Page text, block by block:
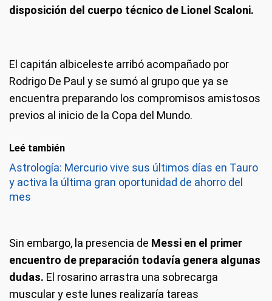
disposición del cuerpo técnico de Lionel Scaloni.
El capitán albiceleste arribó acompañado por
Rodrigo De Paul y se sumó al grupo que ya se
encuentra preparando los compromisos amistosos
previos al inicio de la Copa del Mundo.
Leé también
Astrología: Mercurio vive sus últimos días en Tauro
y activa la última gran oportunidad de ahorro del
mes
Sin embargo, la presencia de Messi en el primer
encuentro de preparación todavía genera algunas
dudas. El rosarino arrastra una sobrecarga
muscular y este lunes realizaría tareas